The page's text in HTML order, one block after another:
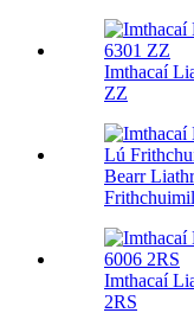
Imthacaí
ZZ
Bearr
Imthacaí
2RS